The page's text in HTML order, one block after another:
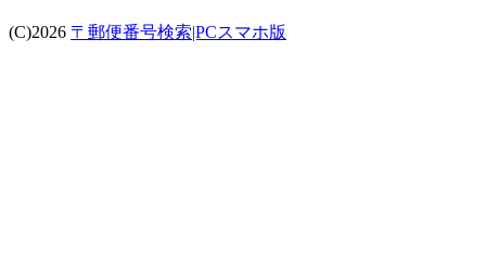
(C)2026 〒郵便番号検索|PCスマホ版